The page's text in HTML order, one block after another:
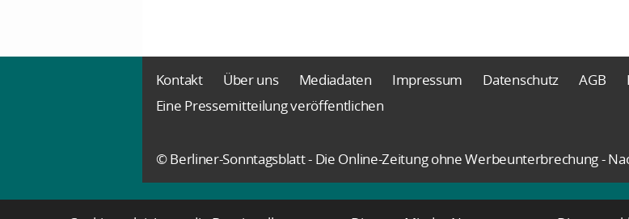
Kontakt Über uns Mediadaten Impressum Datenschutz AGB
Eine Pressemitteilung veröffentlichen
© Berliner-Sonntagsblatt - Die Online-Zeitung ohne Werbeunterbrechung -